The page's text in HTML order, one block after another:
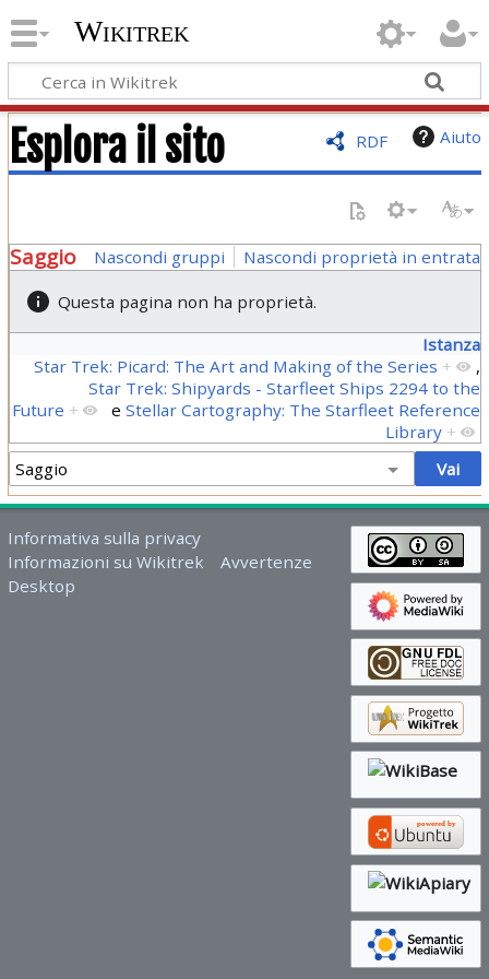
Wikitrek
RDF Aiuto
Esplora il sito
Saggio Nascondi gruppi Nascondi proprietà in entrata
Questa pagina non ha proprietà.
Istanza
Star Trek: Picard: The Art and Making of the Series +
,
Star Trek: Shipyards - Starfleet Ships 2294 to the
Future + eStellar Cartography: The Starfleet Reference
Library +
Informativa sulla privacy
Informazioni su Wikitrek
Avvertenze
Desktop